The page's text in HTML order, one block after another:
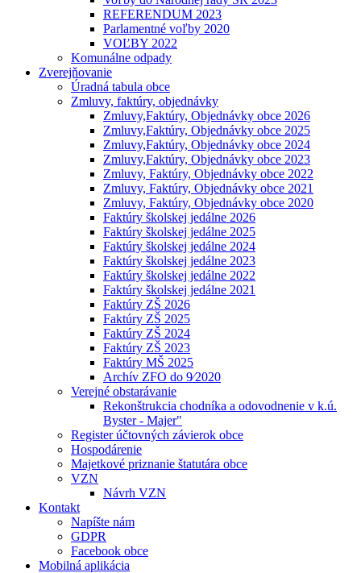
REFERENDUM 2023
Parlamentné voľby 2020
VOĽBY 2022
Komunálne odpady
Zverejňovanie
Úradná tabula obce
Zmluvy, faktúry, objednávky
Zmluvy,Faktúry, Objednávky obce 2026
Zmluvy,Faktúry, Objednávky obce 2025
Zmluvy,Faktúry, Objednávky obce 2024
Zmluvy,Faktúry, Objednávky obce 2023
Zmluvy, Faktúry, Objednávky obce 2022
Zmluvy, Faktúry, Objednávky obce 2021
Zmluvy, Faktúry, Objednávky obce 2020
Faktúry školskej jedálne 2026
Faktúry školskej jedálne 2025
Faktúry školskej jedálne 2024
Faktúry školskej jedálne 2023
Faktúry školskej jedálne 2022
Faktúry školskej jedálne 2021
Faktúry ZŠ 2026
Faktúry ZŠ 2025
Faktúry ZŠ 2024
Faktúry ZŠ 2023
Faktúry MŠ 2025
Archív ZFO do 9⁄2020
Verejné obstarávanie
Rekonštrukcia chodníka a odovodnenie v k.ú.
Byster - Majer"
Register účtovných závierok obce
Hospodárenie
Majetkové priznanie štatutára obce
VZN
Návrh VZN
Kontakt
Napíšte nám
GDPR
Facebook obce
Mobilná aplikácia